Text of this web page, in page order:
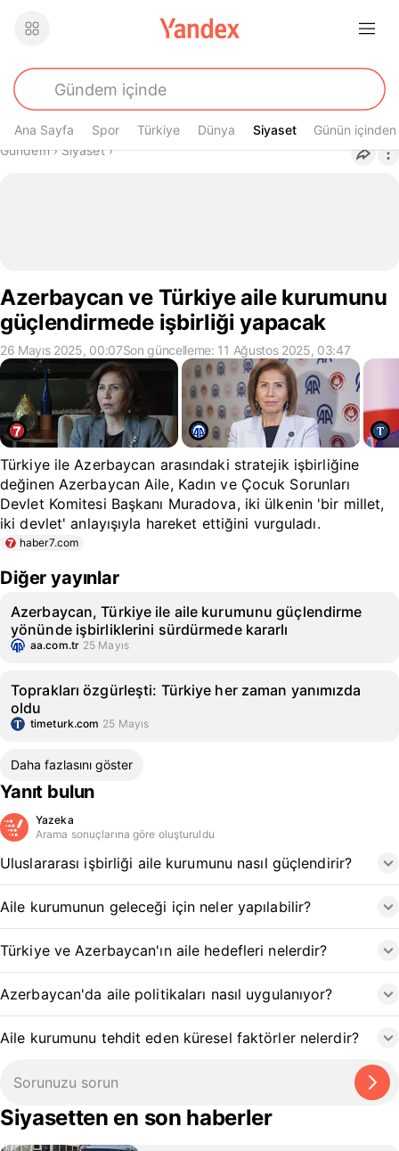
Ana Sayfa Spor Türkiye Dünya Siyaset
Siyaset Günün içinden
Buradasın
Gündem› Siyaset›
Azerbaycan ve Türkiye aile kurumunu
güçlendirmede işbirliği yapacak
26 Mayıs 2025, 00:07Son güncelleme: 11 Ağustos 2025, 03:47
Türkiye ile Azerbaycan arasındaki stratejik işbirliğine
değinen Azerbaycan Aile, Kadın ve Çocuk Sorunları
Devlet Komitesi Başkanı Muradova, iki ülkenin 'bir millet,
iki devlet' anlayışıyla hareket ettiğini vurguladı.
haber7.com
Diğer yayınlar
Azerbaycan, Türkiye ile aile kurumunu güçlendirme
yönünde işbirliklerini sürdürmede kararlı
aa.com.tr 25 Mayıs
Toprakları özgürleşti: Türkiye her zaman yanımızda
oldu
timeturk.com 25 Mayıs
Daha fazlasını göster
Yanıt bulun
Yazeka
Arama sonuçlarına göre oluşturuldu
Uluslararası işbirliği aile kurumunu nasıl güçlendirir?
Aile kurumunun geleceği için neler yapılabilir?
Türkiye ve Azerbaycan'ın aile hedefleri nelerdir?
Azerbaycan'da aile politikaları nasıl uygulanıyor?
Aile kurumunu tehdit eden küresel faktörler nelerdir?
Siyasetten en son haberler